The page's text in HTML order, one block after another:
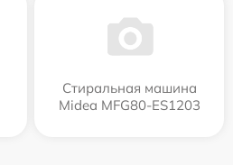
Стиральная машина
Midea MFG80-ES1203